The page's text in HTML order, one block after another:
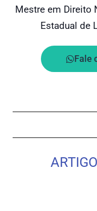
Mestre em Direito
Estadual de
Fale